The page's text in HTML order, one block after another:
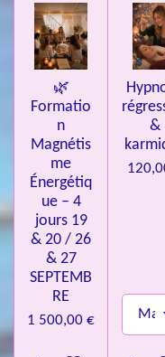
🌿
Formatio
n
Magnétis
me
Énergétiq
ue – 4
jours 19
& 20 / 26
& 27
SEPTEMB
RE
1 500,00 €
&